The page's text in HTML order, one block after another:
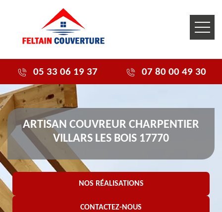
05 33 06 19 37 07 80 00 49 30
ARTISAN COUVREUR CHARPENTIER
VILLARS LES BOIS 17770
NOS RÉALISATIONS
CONTACTEZ-NOUS